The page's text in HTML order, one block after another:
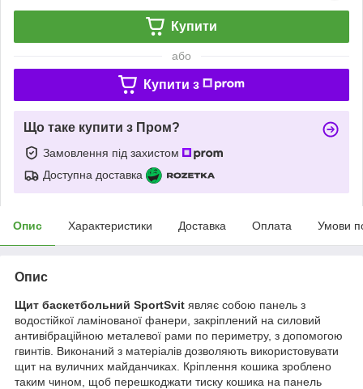
Купити
або
Купити з
Що таке купити з Пром?
Замовлення під захистом
Доступна доставка
Опис Характеристики Доставка Оплата Умови
Опис
Щит баскетбольний SportSvit являє собою панель з
водостійкої ламінованої фанери, закріплений на силовий
антивібраційною металевої рами по периметру, з допомогою
гвинтів. Виконаний з матеріалів дозволяють використовувати
щит на вуличних майданчиках. Кріплення кошика зроблено
таким чином, щоб перешкоджати тиску кошика на панель